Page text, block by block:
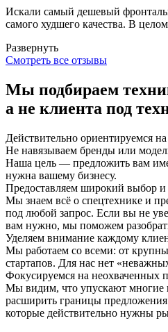
Искали самый дешевый
самого худшего качества. В
Развернуть
Смотреть все отзывы
Мы подбираем
а не клиента под
Действительно ориентируемся
Не навязываем бренды или
Наша цель — предложить вам
нужна вашему бизнесу.
Предоставляем широкий выбор и
Мы знаем всё о спецтехнике и
под любой запрос. Если вы не
вам нужно, мы поможем
Уделяем внимание каждому
Мы работаем со всеми: от
стартапов. Для нас нет
Фокусируемся на неохваченных
Мы видим, что упускают
расширить границы
которые действительно нужны